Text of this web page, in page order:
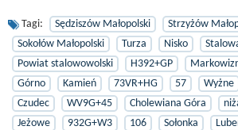
Tagi: Sędziszów Małopolski Strzyżów
Sokołów Małopolski
Turza Nisko
Powiat stalowowolski
H392+GP
Górno
Kamień 73VR+HG 57 Wyżne
Czudec
WV9G+45 Cholewiana Góra
Jeżowe
932G+W3 106 Sołonka